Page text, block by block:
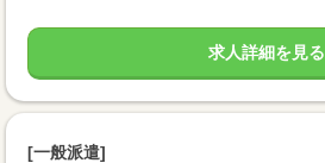
求人詳細を見る
[一般派遣]